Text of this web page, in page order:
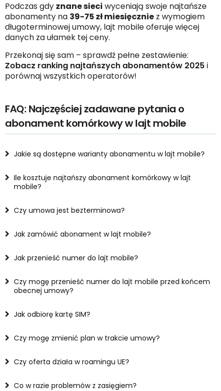
Podczas gdy znane sieci wyceniają swoje najtańsze
abonamenty na 39-75 zł miesięcznie z wymogiem
długoterminowej umowy, lajt mobile oferuje więcej
danych za ułamek tej ceny.
Przekonaj się sam – sprawdź pełne zestawienie:
Zobacz ranking najtańszych abonamentów 2025 i
porównaj wszystkich operatorów!
FAQ: Najczęściej zadawane pytania o
abonament komórkowy w lajt mobile
Jakie są dostępne warianty abonamentu w lajt mobile?
Ile kosztuje najtańszy abonament komórkowy w lajt
mobile?
Czy umowa jest bezterminowa?
Jak zamówić abonament w lajt mobile?
Jak przenieść numer do lajt mobile?
Czy mogę przenieść numer do lajt mobile przed końcem
obecnej umowy?
Jak odbiorę kartę SIM?
Czy mogę zmienić plan w trakcie umowy?
Czy oferta działa w roamingu UE?
Co w razie problemów z zasięgiem?